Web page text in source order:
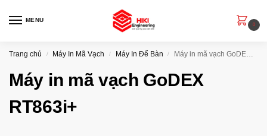
MENU
0
Trang chủ / Máy In Mã Vạch / Máy In Để Bàn / Máy in mã vạch GoDEX RT863i+
Máy in mã vạch GoDEX
RT863i+